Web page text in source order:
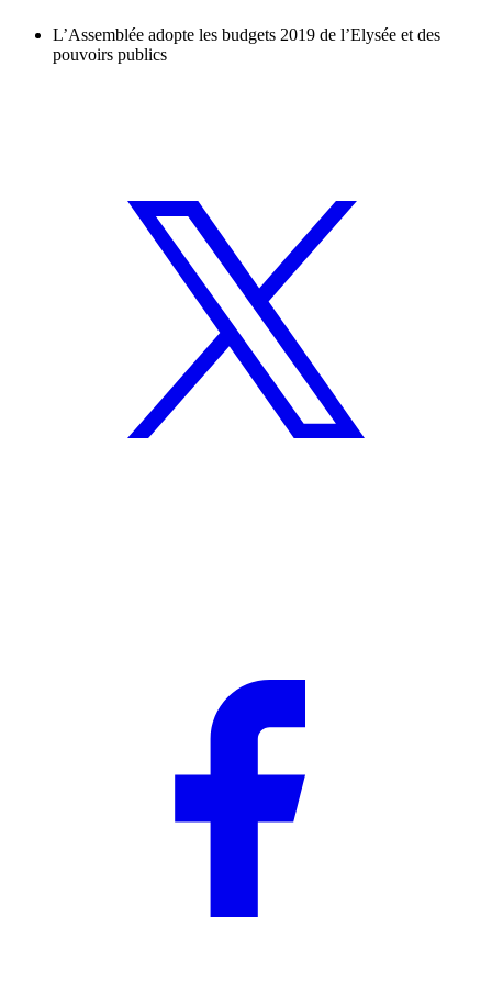
L’Assemblée adopte les budgets 2019 de l’Elysée et des
pouvoirs publics